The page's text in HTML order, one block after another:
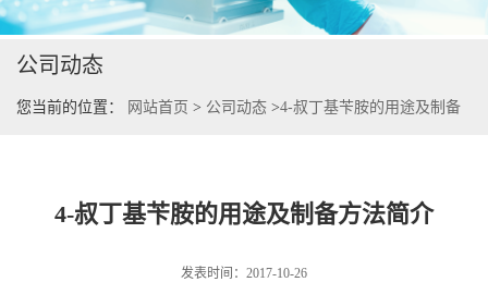
公司介绍
公司动态
公司动态
您当前的位置： 网站首页 > 公司动态 >4-叔丁基苄胺的用途及制备
4-叔丁基苄胺的用途及制备方法简介
发表时间：2017-10-26